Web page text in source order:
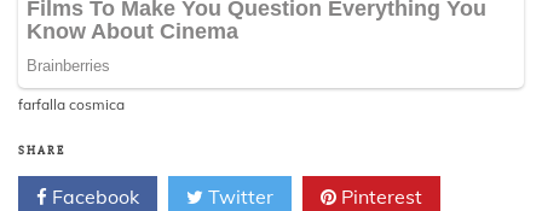
farfalla cosmica
SHARE
Facebook Twitter Pinterest